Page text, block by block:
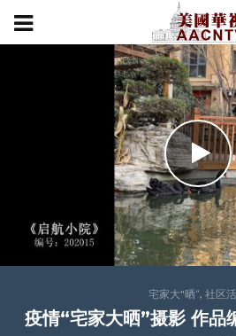
宅家大"晒”, 社区
疫情“宅家大晒”摄影 作